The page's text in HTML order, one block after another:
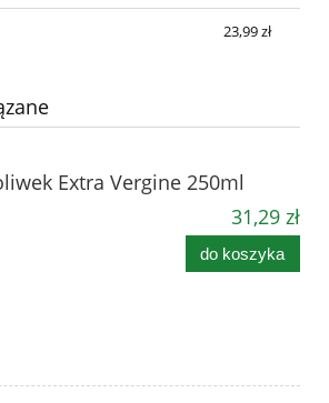
23,99 zł
Extra Vergine 250ml
31,29 zł
do koszyka